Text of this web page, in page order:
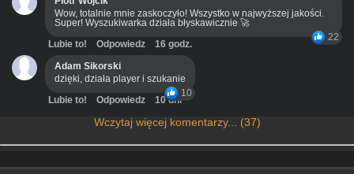
Wow, totalnie mnie zaskoczyło! Wszystko w najwyższej jakości.
Super! Wyszukiwarka działa błyskawicznie 🚀
22
Lubie to! Odpowiedz
16 godz.
Adam Sikorski
dzięki, działa player i szukanie
10
Lubie to! Odpowiedz 10 dni
Wczytaj więcej komentarzy... (37)